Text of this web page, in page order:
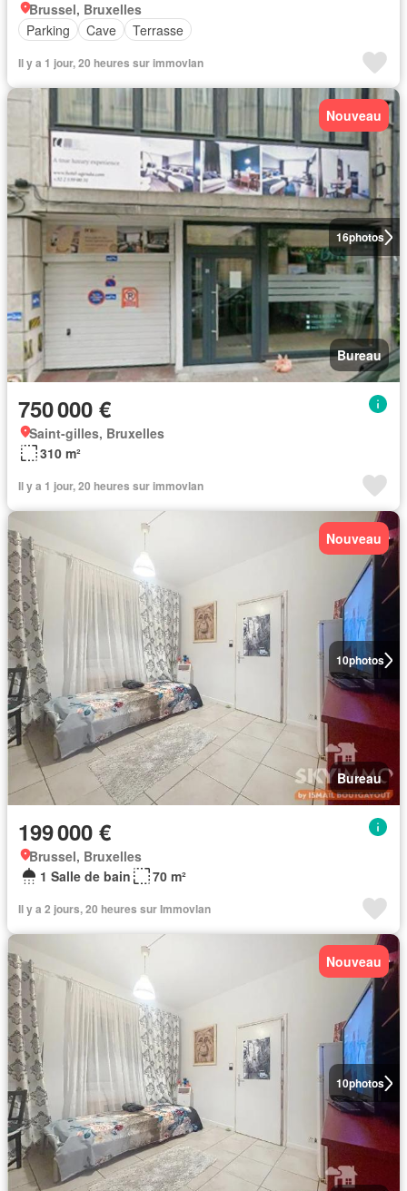
Brussel, Bruxelles
Parking
Cave Terrasse
Il y a 1 jour, 20 heures sur immovlan
16photos
Nouveau
Bureau
750 000 €
Saint-gilles, Bruxelles
310 m²
Il y a 1 jour, 20 heures sur immovlan
10photos
Nouveau
Bureau
199 000 €
Brussel, Bruxelles
1 Salle de bain
70 m²
Il y a 2 jours, 20 heures sur Immovlan
10photos
Nouveau